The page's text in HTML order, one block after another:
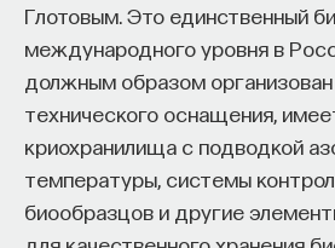
Глотовым. Это единственный
международного уровня в
должным образом организован
технического оснащения,
криохранилища с подводкой
температуры, системы
биообразцов и другие
ЖУРНАЛ НАУКА СНА